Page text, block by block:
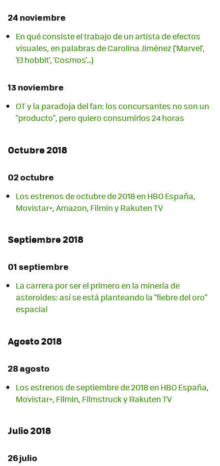
24 noviembre
En qué consiste el trabajo de un artista de efectos
visuales, en palabras de Carolina Jiménez ('Marvel',
'El hobbit', 'Cosmos'...)
13 noviembre
OT y la paradoja del fan: los concursantes no son un
"producto", pero quiero consumirlos 24 horas
Octubre 2018
02 octubre
Los estrenos de octubre de 2018 en HBO España,
Movistar+, Amazon, Filmin y Rakuten TV
Septiembre 2018
01 septiembre
La carrera por ser el primero en la minería de
asteroides: así se está planteando la "fiebre del oro"
espacial
Agosto 2018
28 agosto
Los estrenos de septiembre de 2018 en HBO España,
Movistar+, Filmin, Filmstruck y Rakuten TV
Julio 2018
26 julio